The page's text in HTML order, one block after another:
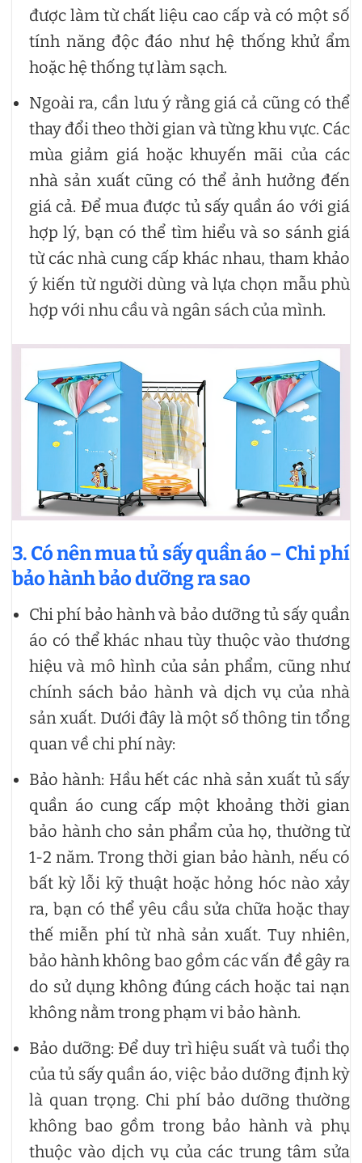
được làm từ chất liệu cao cấp và có một số
tính năng độc đáo như hệ thống khử ẩm
hoặc hệ thống tự làm sạch.
Ngoài ra, cần lưu ý rằng giá cả cũng có thể
thay đổi theo thời gian và từng khu vực. Các
mùa giảm giá hoặc khuyến mãi của các
nhà sản xuất cũng có thể ảnh hưởng đến
giá cả. Để mua được tủ sấy quần áo với giá
hợp lý, bạn có thể tìm hiểu và so sánh giá
từ các nhà cung cấp khác nhau, tham khảo
ý kiến từ người dùng và lựa chọn mẫu phù
hợp với nhu cầu và ngân sách của mình.
3. Có nên mua tủ sấy quần áo – Chi phí
bảo hành bảo dưỡng ra sao
Chi phí bảo hành và bảo dưỡng tủ sấy quần
áo có thể khác nhau tùy thuộc vào thương
hiệu và mô hình của sản phẩm, cũng như
chính sách bảo hành và dịch vụ của nhà
sản xuất. Dưới đây là một số thông tin tổng
quan về chi phí này:
Bảo hành: Hầu hết các nhà sản xuất tủ sấy
quần áo cung cấp một khoảng thời gian
bảo hành cho sản phẩm của họ, thường từ
1-2 năm. Trong thời gian bảo hành, nếu có
bất kỳ lỗi kỹ thuật hoặc hỏng hóc nào xảy
ra, bạn có thể yêu cầu sửa chữa hoặc thay
thế miễn phí từ nhà sản xuất. Tuy nhiên,
bảo hành không bao gồm các vấn đề gây ra
do sử dụng không đúng cách hoặc tai nạn
không nằm trong phạm vi bảo hành.
Bảo dưỡng: Để duy trì hiệu suất và tuổi thọ
của tủ sấy quần áo, việc bảo dưỡng định kỳ
là quan trọng. Chi phí bảo dưỡng thường
không bao gồm trong bảo hành và phụ
thuộc vào dịch vụ của các trung tâm sửa